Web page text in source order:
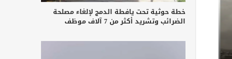
خطة حوثية تحت يافطة الدمج لإلغاء مصلحة
الضرائب وتشريد أكثر من 7 آلاف موظف